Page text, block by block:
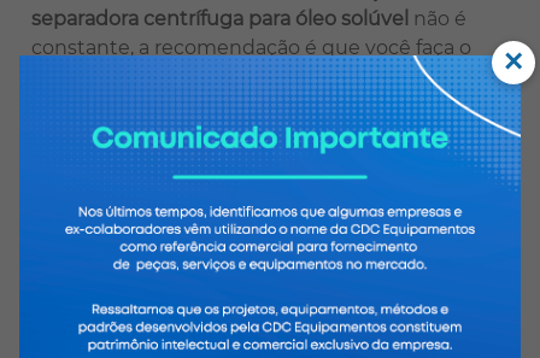
separadora centrífuga para óleo solúvel não é
constante, a recomendação é que você faça o
aluguel deste equipamento
se o uso do equipamento é constante e tido
como prioridade na rotina dos funcionários para
operação e produção do óleo, a compra é a
melhor recomendação.
fazer a separação de componentes e resíduos
misturados ao óleo ou líquido/sólido. O sistema
×